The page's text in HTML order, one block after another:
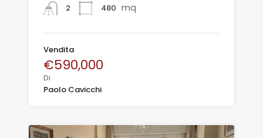
2
480 mq
Vendita
€590,000
Di
Paolo Cavicchi